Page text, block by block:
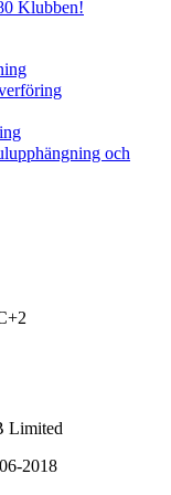
Klubben!
och
Limited
2018